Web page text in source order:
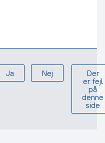
Ja Nej
Der
er fejl
på
denne
side